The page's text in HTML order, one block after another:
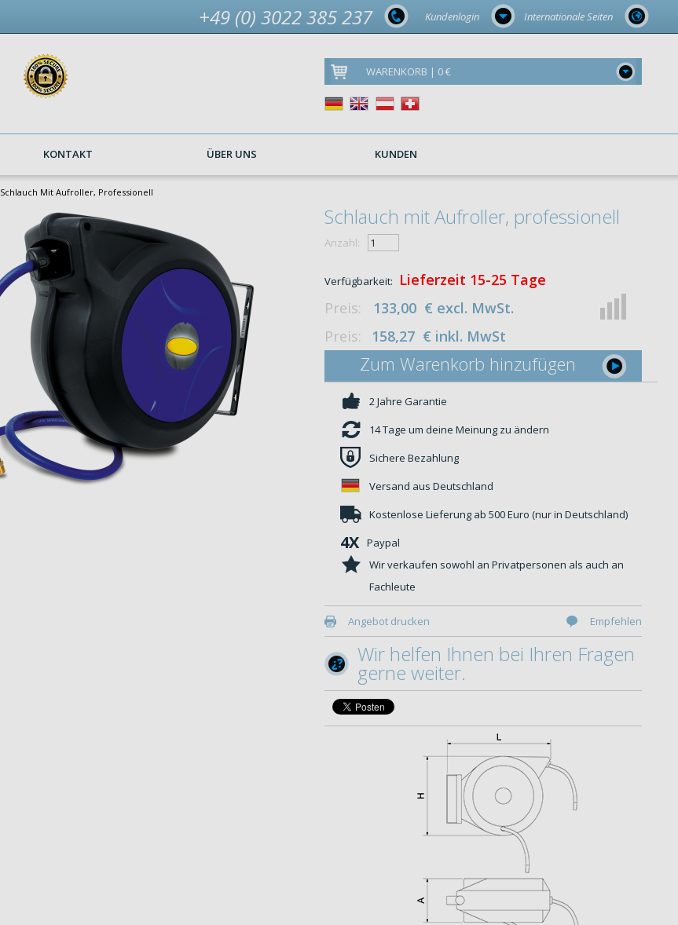
Internationale Seiten
Kundenlogin
+49 (0) 3022 385 237
WARENKORB | 0 €
KONTAKT ÜBER UNS KUNDEN
Schlauch Mit Aufroller, Professionell
Schlauch mit Aufroller, professionell
Anzahl:
Verfügbarkeit:
Lieferzeit 15-25 Tage
Preis:
133,00 € excl. MwSt.
Preis:
158,27 € inkl. MwSt
Zum Warenkorb hinzufügen
2 Jahre Garantie
14 Tage um deine Meinung zu ändern
Sichere Bezahlung
Versand aus Deutschland
Kostenlose Lieferung ab 500 Euro (nur in Deutschland)
4X Paypal
Wir verkaufen sowohl an Privatpersonen als auch an
Fachleute
Angebot drucken Empfehlen
Wir helfen Ihnen bei Ihren Fragen
gerne weiter.